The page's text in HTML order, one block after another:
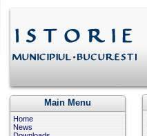
Main Menu
Home
News